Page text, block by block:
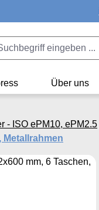
Über uns
- ISO ePM10, ePM2.5
Metallrahmen